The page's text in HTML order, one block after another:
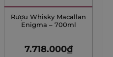
Rượu Whisky Macallan
Enigma – 700ml
7.718.000₫